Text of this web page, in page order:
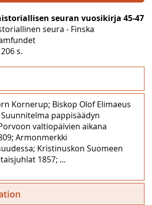
seuran vuosikirja 45-47
seura - Finska
s.
Kornerup; Biskop Olof Elimaeus
pappisäädyn
valtiopäivien aikana
Armonmerkki
Kristinuskon Suomeen
1857; ...